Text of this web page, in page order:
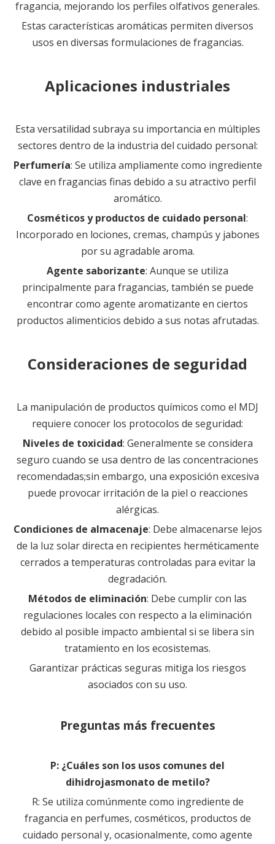
fragancia, mejorando los perfiles olfativos generales.
Estas características aromáticas permiten diversos
usos en diversas formulaciones de fragancias.
Aplicaciones industriales
Esta versatilidad subraya su importancia en múltiples
sectores dentro de la industria del cuidado personal:
Perfumería: Se utiliza ampliamente como ingrediente
clave en fragancias finas debido a su atractivo perfil
aromático.
Cosméticos y productos de cuidado personal:
Incorporado en lociones, cremas, champús y jabones
por su agradable aroma.
Agente saborizante: Aunque se utiliza
principalmente para fragancias, también se puede
encontrar como agente aromatizante en ciertos
productos alimenticios debido a sus notas afrutadas.
Consideraciones de seguridad
La manipulación de productos químicos como el MDJ
requiere conocer los protocolos de seguridad:
Niveles de toxicidad: Generalmente se considera
seguro cuando se usa dentro de las concentraciones
recomendadas;sin embargo, una exposición excesiva
puede provocar irritación de la piel o reacciones
alérgicas.
Condiciones de almacenaje: Debe almacenarse lejos
de la luz solar directa en recipientes herméticamente
cerrados a temperaturas controladas para evitar la
degradación.
Métodos de eliminación: Debe cumplir con las
regulaciones locales con respecto a la eliminación
debido al posible impacto ambiental si se libera sin
tratamiento en los ecosistemas.
Garantizar prácticas seguras mitiga los riesgos
asociados con su uso.
Preguntas más frecuentes
P: ¿Cuáles son los usos comunes del
dihidrojasmonato de metilo?
R: Se utiliza comúnmente como ingrediente de
fragancia en perfumes, cosméticos, productos de
cuidado personal y, ocasionalmente, como agente